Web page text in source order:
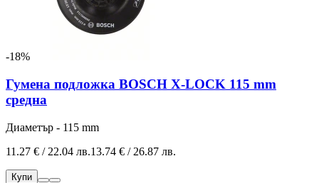
-18%
Гумена подложка BOSCH X-LOCK 115 mm
средна
Диаметър - 115 mm
11.27 € / 22.04 лв.13.74 € / 26.87 лв.
Купи